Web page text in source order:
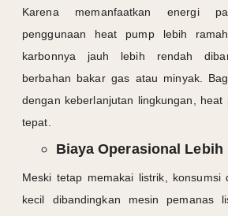
Karena memanfaatkan energi
penggunaan heat pump lebih
karbonnya jauh lebih rendah
berbahan bakar gas atau minyak.
dengan keberlanjutan lingkungan, heat
tepat.
Biaya Operasional Lebih
Meski tetap memakai listrik, konsumsi
kecil dibandingkan mesin pemanas